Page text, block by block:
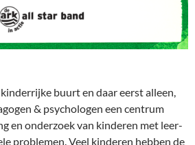
buurt en daar eerst alleen,
& psychologen een centrum
en onderzoek van kinderen met leer-
problemen. Veel kinderen hebben de